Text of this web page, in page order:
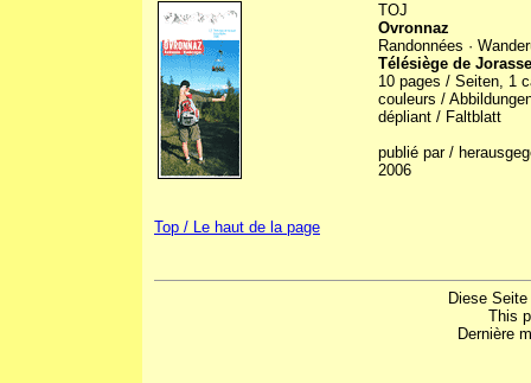
TOJ
Ovronnaz
Randonnées ·
Télésiège de
10 pages / Seiten, 1
couleurs /
dépliant / Faltblatt
publié par /
2006
Top / Le haut de la page
Diese
This
Dernière